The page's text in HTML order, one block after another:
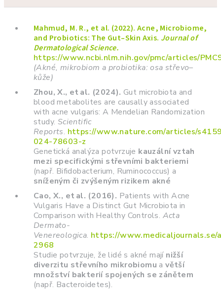
Mahmud, M. R., et al. (2022). Acne, Microbiome,
and Probiotics: The Gut–Skin Axis. Journal of
Dermatological Science.
https://www.ncbi.nlm.nih.gov/pmc/articles/
(Akné, mikrobiom a probiotika: osa střevo–
kůže)
Zhou, X., et al. (2024). Gut microbiota and
blood metabolites are causally associated
with acne vulgaris: A Mendelian Randomization
study. Scientific
Reports. https://www.nature.com/articles/
024-78603-z
Genetická analýza potvrzuje kauzální vztah
mezi specifickými střevními bakteriemi
(např. Bifidobacterium, Ruminococcus) a
sníženým či zvýšeným rizikem akné
Cao, X., et al. (2016). Patients with Acne
Vulgaris Have a Distinct Gut Microbiota in
Comparison with Healthy Controls. Acta
Dermato-
Venereologica. https://
2968
Studie potvrzuje, že lidé s akné mají nižší
diverzitu střevního mikrobiomu avětší
množství bakterií spojených se zánětem
(např. Bacteroidetes).